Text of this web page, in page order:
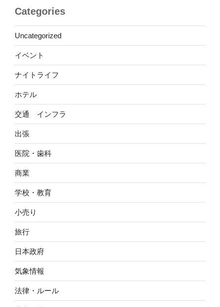
Categories
Uncategorized
イベント
ナイトライフ
ホテル
交通 インフラ
出張
医院・歯科
商業
学校・教育
小売り
旅行
日本政府
気象情報
法律・ルール